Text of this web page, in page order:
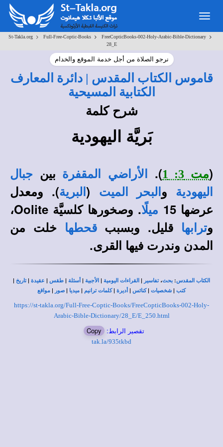
Toggle
navigation
St-Takla.org> Full-Free-Coptic-Books> FreeCopticBooks-002-Holy-Arabic-Bible-Dictionary>
28_E
نرجو الصلاة من أجل خدمة الموقع والخدام
قاموس الكتاب المقدس | دائرة المعارف
الكتابية المسيحية
شرح كلمة
بَريَّة اليهودية
(مت 3: 1 ). الأراضي المقفرة بين
جبال
اليهودية
و البحر الميت (البرية). ومعدل
عرضها 15
ميلًا
. وصخورها كلسيَّة Oolite،
وترابها قليل. وبسببقحطها
خلت من
المدن وندرت فيها القرى.
الكتاب المقدس: بحث،تفاسير | القراءات اليومية | الأجبية | أسئلة | طقس | عقيدة |تاريخ |
كتب | شخصيات |كنائس | أديرة |كلمات ترانيم | ميديا | صور | مواقع
https://st-takla.org/Full-Free-Coptic-Books/FreeCopticBooks-002-Holy-
Arabic-Bible-Dictionary/28_E/E_250.html
تقصير الرابط: Copy
tak.la/935tkbd